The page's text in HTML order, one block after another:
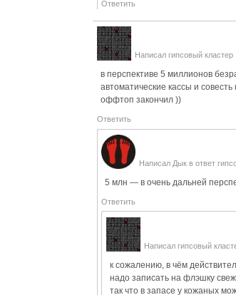
Ответить
Написал гипсовый кластер
в перспективе 5 миллионов
автоматические кассы и
оффтоп закончил ))
Ответить
Написал Дык в ответ
5 млн — в очень дальней
Ответить
Написал гипсовый
к сожалению, в чём
надо записать на флэшку
так что в запасе у кожаных